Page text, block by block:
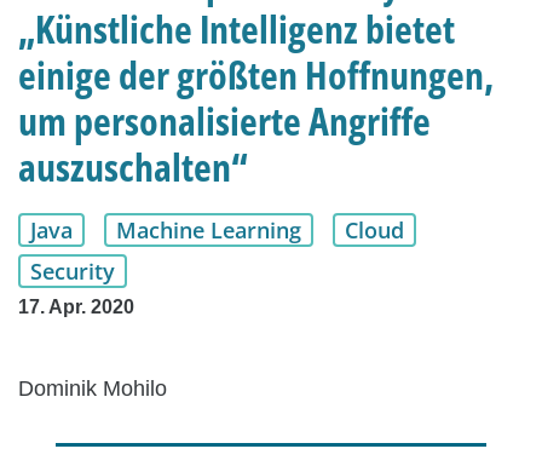
„Künstliche Intelligenz bietet
einige der größten Hoffnungen,
um personalisierte Angriffe
auszuschalten“
Java Machine Learning
Cloud
Security
17. Apr. 2020
Dominik Mohilo